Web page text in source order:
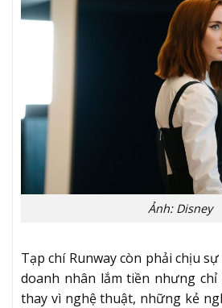
Ảnh: Disney
Tạp chí Runway còn phải chịu
doanh nhân lắm tiền nhưng
thay vì nghệ thuật, những kẻ